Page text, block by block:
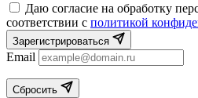
Даю согласие на обработку
соответствии с политикой
Зарегистрироваться
Email
Сбросить